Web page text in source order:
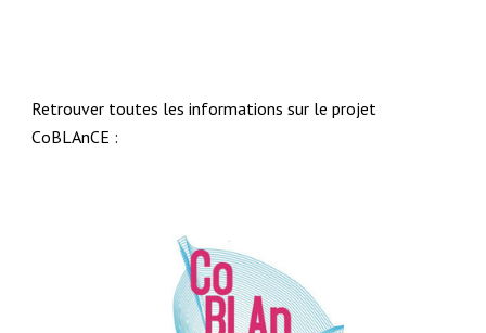
Retrouver toutes les informations sur le projet
CoBLAnCE :